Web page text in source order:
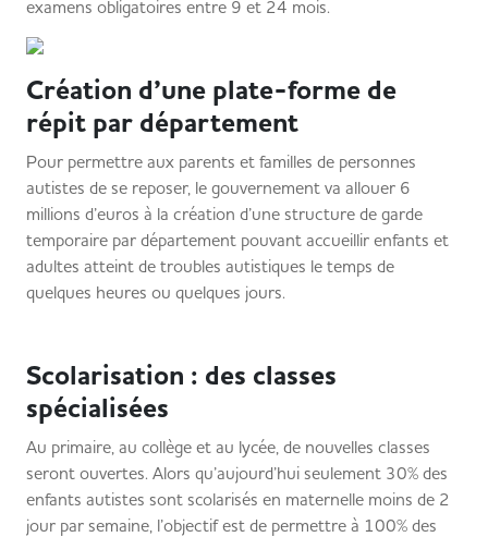
examens obligatoires entre 9 et 24 mois.
Création d’une plate-forme de
répit par département
Pour permettre aux parents et familles de personnes
autistes de se reposer, le gouvernement va allouer 6
millions d’euros à la création d’une structure de garde
temporaire par département pouvant accueillir enfants et
adultes atteint de troubles autistiques le temps de
quelques heures ou quelques jours.
Scolarisation : des classes
spécialisées
Au primaire, au collège et au lycée, de nouvelles classes
seront ouvertes. Alors qu’aujourd’hui seulement 30% des
enfants autistes sont scolarisés en maternelle moins de 2
jour par semaine, l’objectif est de permettre à 100% des